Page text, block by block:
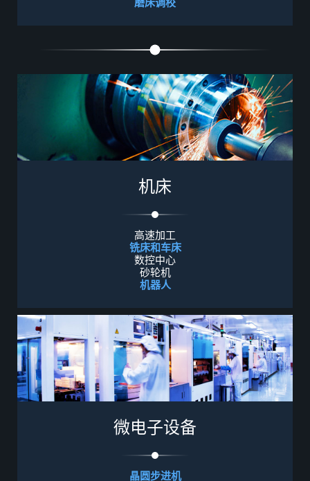
机床
高速加工
铣床和车床
数控中心
砂轮机
机器人
微电子设备
晶圆步进机